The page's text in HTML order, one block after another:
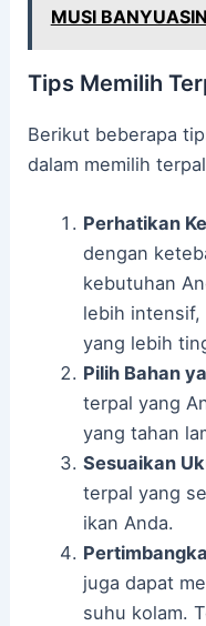
MUSI
Tips Memilih
Berikut beberapa
dalam memilih
Perhatikan
dengan
kebutuhan
lebih intensif,
yang lebih
Pilih Bahan
terpal yang
yang tahan
Sesuaikan
terpal yang
ikan Anda.
juga dapat
suhu kolam.